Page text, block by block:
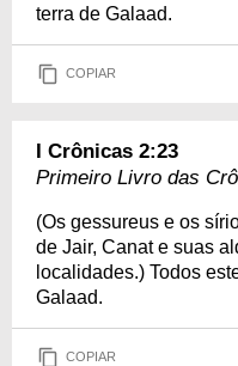
terra de Galaad.
COPIAR
I Crônicas 2:23
Primeiro Livro das
(Os gessureus e os
de Jair, Canat e suas
localidades.) Todos
Galaad.
COPIAR